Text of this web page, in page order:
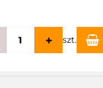
szt.